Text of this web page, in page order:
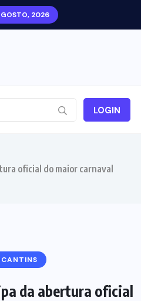
2026
LOGIN
oficial do maior carnaval
da abertura oficial